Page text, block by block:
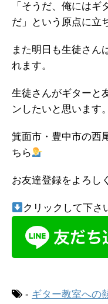
「そうだ、俺には
だ」という原点に立
また明日も生徒さん
れます。
生徒さんがギターと
ンしたいと思います。
箕面市・豊中市の西
ちら
お友達登録をよろし
クリックして下さ
- ギター教室への